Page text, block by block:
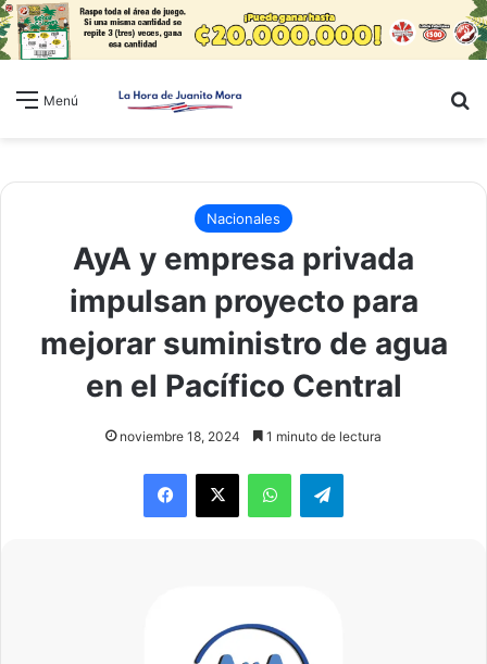
Menú
Nacionales
AyA y empresa privada
impulsan proyecto para
mejorar suministro de agua
en el Pacífico Central
noviembre 18, 2024 1 minuto de lectura
WhatsAppTelegram